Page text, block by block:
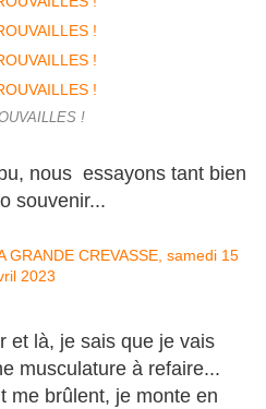
!
nous essayons tant bien
souvenir...
et là, je sais que je vais
musculature à refaire...
me brûlent, je monte en